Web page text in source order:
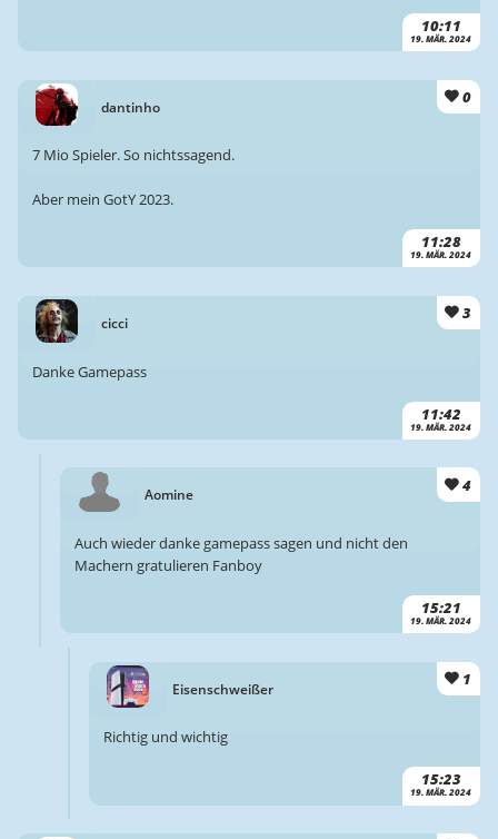
10:11
19. MÄR. 2024
dantinho
0
11:28
19. MÄR. 2024
7 Mio Spieler. So nichtssagend.
Aber mein GotY 2023.
cicci
3
11:42
19. MÄR. 2024
Danke Gamepass
Aomine 4
15:21
19. MÄR. 2024
Auch wieder danke gamepass sagen und nicht den
Machern gratulieren Fanboy
Eisenschweißer
1
15:23
19. MÄR. 2024
Richtig und wichtig